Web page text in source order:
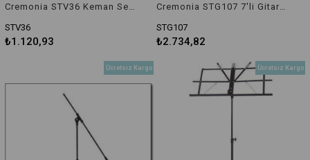
STV36
₺1.120,93
STG107
₺2.734,82
Ücretsiz Kargo Ücretsiz Kargo